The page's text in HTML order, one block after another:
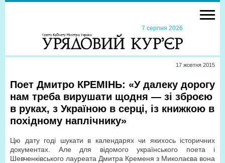
7 серпня 2026
17 жовтня 2015
Поет Дмитро КРЕМІНЬ: «У далеку дорогу
нам треба вирушати щодня — зі зброєю
в руках, з Україною в серці, із книжкою в
похідному наплічнику»
Цю дату годі шукати в календарях чи якихось історичних
документах. Але для відомого українського поета і
Шевченківського лауреата Дмитра Кременя з Миколаєва вона